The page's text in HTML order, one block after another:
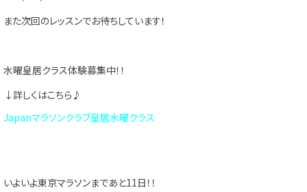
また次回のレッスンでお待ちしています！
水曜皇居クラス体験募集中！！
↓詳しくはこちら♪
Japanマラソンクラブ皇居水曜クラス
いよいよ東京マラソンまであと11日！！